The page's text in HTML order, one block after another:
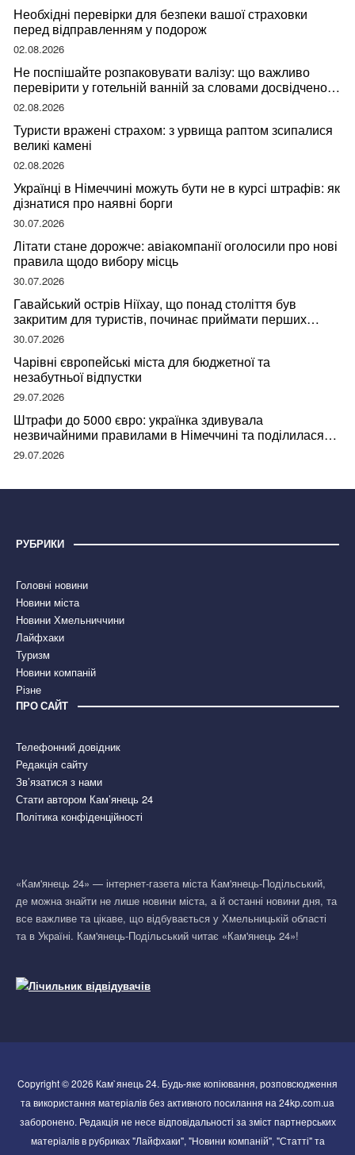
Необхідні перевірки для безпеки вашої страховки
перед відправленням у подорож
02.08.2026
Не поспішайте розпаковувати валізу: що важливо
перевірити у готельній ванній за словами досвідченої
мандрівниці
02.08.2026
Туристи вражені страхом: з урвища раптом зсипалися
великі камені
02.08.2026
Українці в Німеччині можуть бути не в курсі штрафів: як
дізнатися про наявні борги
30.07.2026
Літати стане дорожче: авіакомпанії оголосили про нові
правила щодо вибору місць
30.07.2026
Гавайський острів Ніїхау, що понад століття був
закритим для туристів, починає приймати перших
відвідувачів
30.07.2026
Чарівні європейські міста для бюджетної та
незабутньої відпустки
29.07.2026
Штрафи до 5000 євро: українка здивувала
незвичайними правилами в Німеччині та поділилася
правдою
29.07.2026
РУБРИКИ
Головні новини
Новини міста
Новини Хмельниччини
Лайфхаки
Туризм
Новини компаній
Різне
ПРО САЙТ
Телефонний довідник
Редакція сайту
Зв’язатися з нами
Стати автором Кам’янець 24
Політика конфіденційності
«Кам'янець 24» — інтернет-газета міста Кам'янець-Подільський,
де можна знайти не лише новини міста, а й останні новини дня, та
все важливе та цікаве, що відбувається у Хмельницькій області
та в Україні. Кам'янець-Подільський читає «Кам'янець 24»!
Copyright © 2026 Кам`янець 24. Будь-яке копіювання, розповсюдження
та використання матеріалів без активного посилання на 24kp.com.ua
заборонено. Редакція не несе відповідальності за зміст партнерських
матеріалів в рубриках "Лайфхаки", "Новини компаній", "Статті" та